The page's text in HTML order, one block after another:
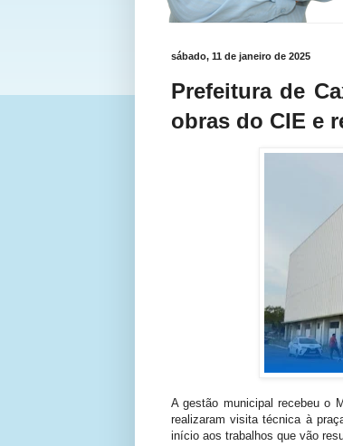
sábado, 11 de janeiro de 2025
Prefeitura de
obras do CIE e
A gestão municipal recebeu o
realizaram visita técnica à
início aos trabalhos que vão